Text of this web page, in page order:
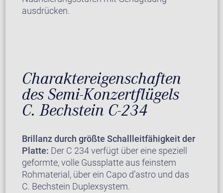
ausdrücken.
Charaktereigenschaften
des Semi-Konzertflügels
C. Bechstein C-234
Brillanz durch größte Schallleitfähigkeit der
Platte: Der C 234 verfügt über eine speziell
geformte, volle Gussplatte aus feinstem
Rohmaterial, über ein Capo d’astro und das
C. Bechstein Duplexsystem.